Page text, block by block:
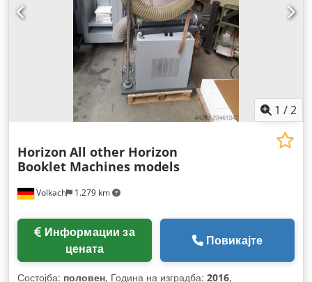
1 /2
Volkach 1.279 km
Horizon All other Horizon
Booklet Machines models
цената
Повикајте
Состојба: половен, Година на изградба: 2016,